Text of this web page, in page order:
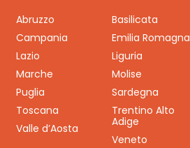
Abruzzo Basilicata
Campania
Emilia Romagna
Lazio
Liguria
Marche
Molise
Puglia
Sardegna
Toscana
Trentino Alto
Adige
Valle d’Aosta
Veneto